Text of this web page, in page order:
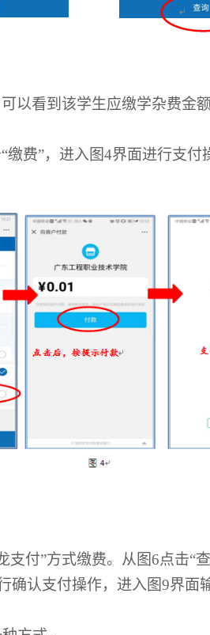
以看到该学生应缴学杂费金
缴费”，进入图4界面进行支付
支付”方式缴费。从图6点击“
确认支付操作，进入图9界面